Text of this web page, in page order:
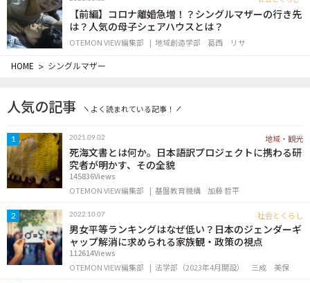
スポーツと文化
こころとからだ
地域・観光
OTEMON VIEWについて
サイトポリシー
【前編】コロナ離婚急増！？シングルマザーの行き先
は？人気の母子シェアハウスとは？
OTEMON VIEW編集部 地域創造学部 葛西 リサ
HOME > シングルマザー
人気の記事 よく読まれている記事！
1 2021.09.02 地域・観光
死海文書とは何か。日本語訳プロジェクトに携わる研
究者が明かす、その全貌
145836Views
OTEMON VIEW編集部
基盤教育機構 加藤 哲平
2 2022.10.07 社会とくらし
男女平等ランキングはなぜ低い？日本のジェンダーギ
ャップ解消に求められる家族観・政策の視点
112614Views
OTEMON VIEW編集部
法学部（2023年4月開設） 三成 美保